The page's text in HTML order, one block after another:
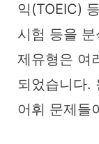
익(TOEIC)
시험 등을
제유형은 여
되었습니다.
어휘 문제들